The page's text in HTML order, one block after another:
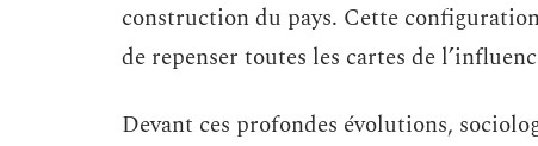
construction du pays. Cette
de repenser toutes les cartes de
Devant ces profondes évolutions,